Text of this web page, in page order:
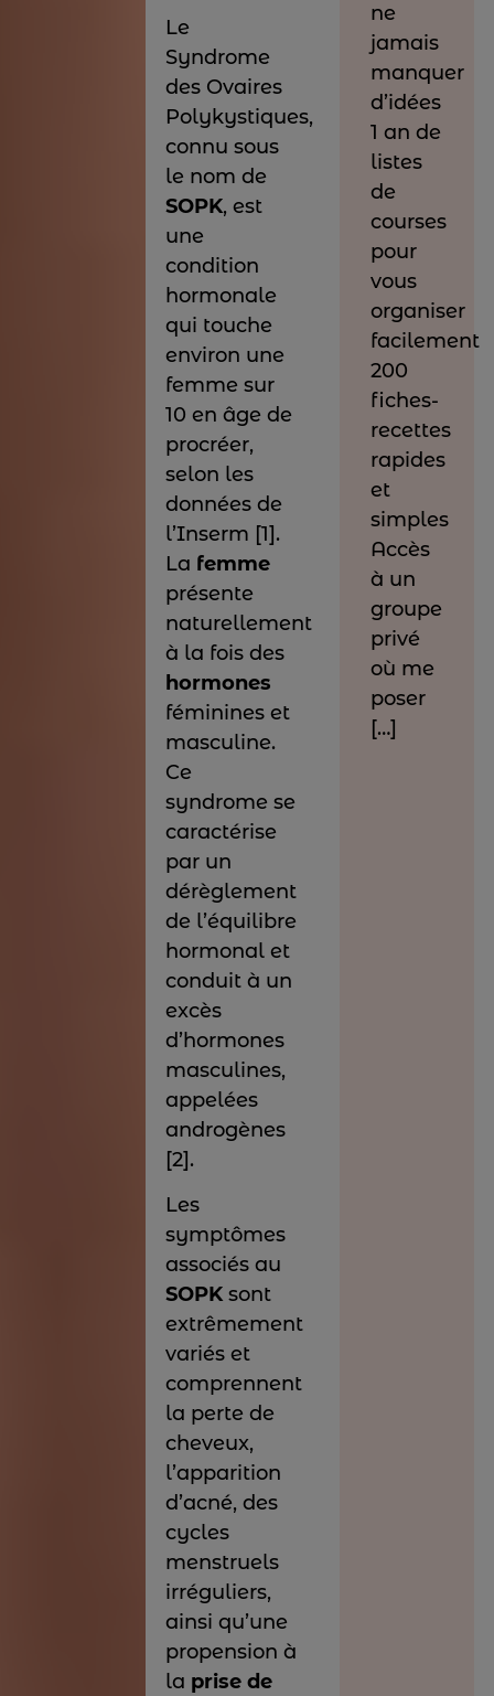
Le
Syndrome
des Ovaires
Polykystiques,
connu sous
le nom de
SOPK, est
une
condition
hormonale
qui touche
environ une
femme sur
10 en âge de
procréer,
selon les
données de
l’Inserm [1].
La femme
présente
naturellement
à la fois des
hormones
féminines et
masculine.
Ce
syndrome se
caractérise
par un
dérèglement
de l’équilibre
hormonal et
conduit à un
excès
d’hormones
masculines,
appelées
androgènes
[2].
Les
symptômes
associés au
SOPK sont
extrêmement
variés et
comprennent
la perte de
cheveux,
l’apparition
d’acné, des
cycles
menstruels
irréguliers,
ainsi qu’une
propension à
la prise de
ne
jamais
manquer
d’idées
1 an de
listes
de
courses
pour
vous
organiser
facilement
200
fiches-
recettes
rapides
et
simples
Accès
à un
groupe
privé
où me
poser
[…]